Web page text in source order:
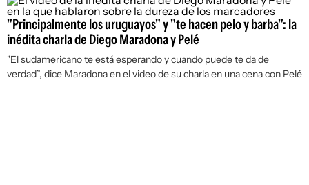
"Principalmente los uruguayos" y "te hacen pelo y barba": la
inédita charla de Diego Maradona y Pelé
"El sudamericano te está esperando y cuando puede te da de
verdad”, dice Maradona en el video de su charla en una cena con Pelé